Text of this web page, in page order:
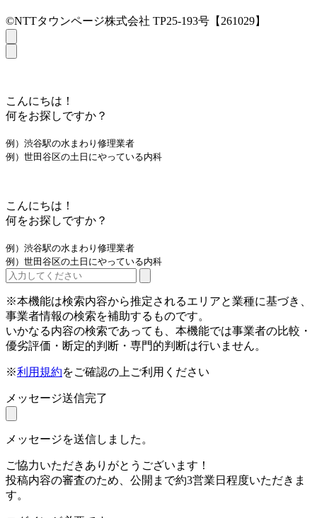
©NTTタウンページ株式会社 TP25-193号【261029】
こんにちは！
何をお探しですか？
例）渋谷駅の水まわり修理業者
例）世田谷区の土日にやっている内科
こんにちは！
何をお探しですか？
例）渋谷駅の水まわり修理業者
例）世田谷区の土日にやっている内科
※本機能は検索内容から推定されるエリアと業種に基づき、
事業者情報の検索を補助するものです。
いかなる内容の検索であっても、本機能では事業者の比較・
優劣評価・断定的判断・専門的判断は行いません。
※利用規約をご確認の上ご利用ください
メッセージ送信完了
メッセージを送信しました。
ご協力いただきありがとうございます！
投稿内容の審査のため、公開まで約3営業日程度いただきま
す。